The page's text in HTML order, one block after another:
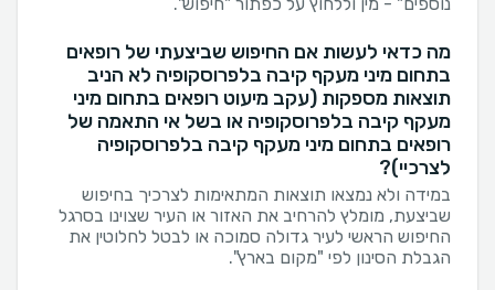
נוספים" - מין וללחוץ על כפתור "חיפוש".
מה כדאי לעשות אם החיפוש שביצעתי של רופאים
בתחום מיני מעקף קיבה בלפרוסקופיה לא הניב
תוצאות מספקות (עקב מיעוט רופאים בתחום מיני
מעקף קיבה בלפרוסקופיה או בשל אי התאמה של
רופאים בתחום מיני מעקף קיבה בלפרוסקופיה
לצרכיי)?
במידה ולא נמצאו תוצאות המתאימות לצרכיך בחיפוש
שביצעת, מומלץ להרחיב את האזור או העיר שצוינו בסרגל
החיפוש הראשי לעיר גדולה סמוכה או לבטל לחלוטין את
הגבלת הסינון לפי "מקום בארץ".